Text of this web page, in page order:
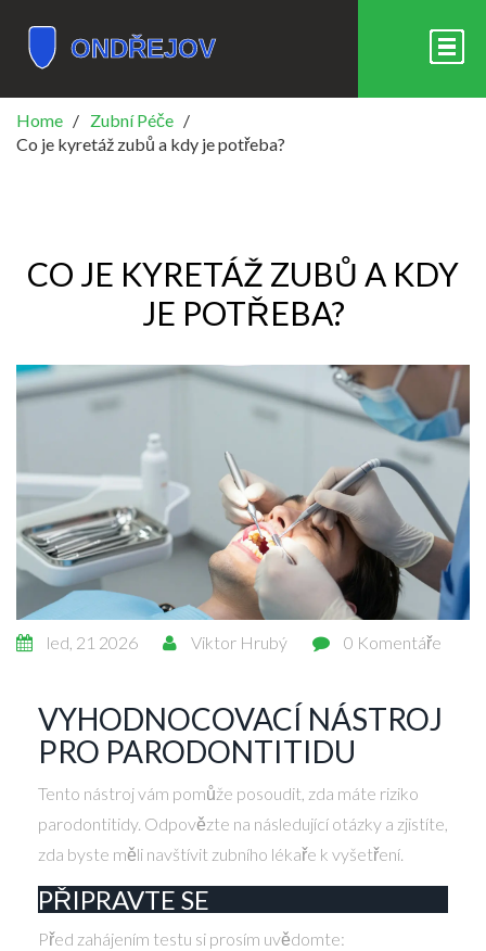
Home
Zubní Péče
Co je kyretáž zubů a kdy je potřeba?
CO JE KYRETÁŽ ZUBŮ A KDY
JE POTŘEBA?
led, 21 2026 Viktor Hrubý 0 Komentáře
VYHODNOCOVACÍ NÁSTROJ
PRO PARODONTITIDU
Tento nástroj vám pomůže posoudit, zda máte riziko
parodontitidy. Odpovězte na následující otázky a zjistíte,
zda byste měli navštívit zubního lékaře k vyšetření.
PŘIPRAVTE SE
Před zahájením testu si prosím uvědomte: